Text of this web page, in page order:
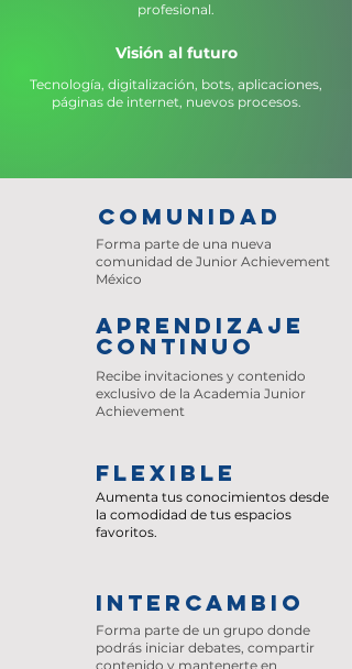
profesional.
Visión al futuro
Tecnología, digitalización, bots, aplicaciones,
páginas de internet, nuevos procesos.
COMUNIDAD
Forma parte de una nueva
comunidad de Junior Achievement
México
Aprendizaje
continuo
Recibe invitaciones y contenido
exclusivo de la Academia Junior
Achievement
FLEXIBLE
Aumenta tus conocimientos desde
la comodidad de tus espacios
favoritos.
INTERCAMBIO
Forma parte de un grupo donde
podrás iniciar debates, compartir
contenido y mantenerte en